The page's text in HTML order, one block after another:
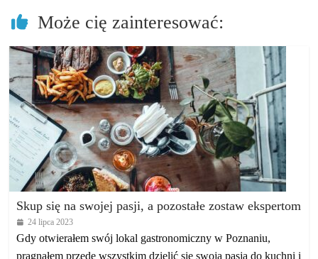
Może cię zainteresować:
Skup się na swojej pasji, a pozostałe zostaw ekspertom
24 lipca 2023
Gdy otwierałem swój lokal gastronomiczny w Poznaniu,
pragnąłem przede wszystkim dzielić się swoją pasją do kuchni i